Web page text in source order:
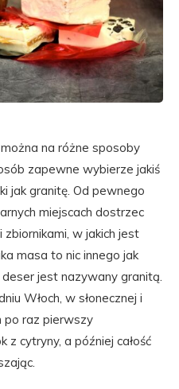
na różne sposoby
zapewne wybierze jakiś
jak granitę. Od pewnego
miejscach dostrzec
w jakich jest
masa to nic innego jak
jest nazywany granitą.
Włoch, w słonecznej i
po raz pierwszy
z cytryny, a później całość